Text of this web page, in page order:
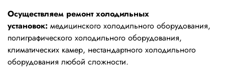
Осуществляем ремонт холодильных
установок: медицинского холодильного оборудования,
полиграфического холодильного оборудования,
климатических камер, нестандартного холодильного
оборудования любой сложности.